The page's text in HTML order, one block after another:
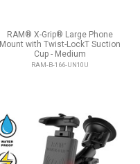
RAM® X-Grip® Large Phone
Mount with Twist-LockT Suction
Cup - Medium
RAM-B-166-UN10U